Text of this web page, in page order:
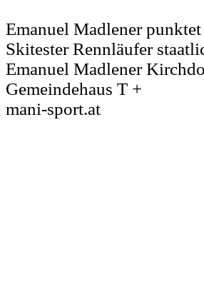
Emanuel Madlener
Skitester Rennläufer
Emanuel Madlener
Gemeindehaus T +
mani-sport.at